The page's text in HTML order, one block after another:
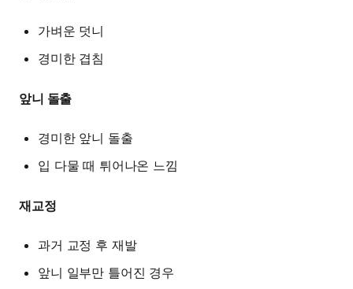
가벼운 덧니
경미한 겹침
앞니 돌출
경미한 앞니 돌출
입 다물 때 튀어나온 느낌
재교정
과거 교정 후 재발
앞니 일부만 틀어진 경우